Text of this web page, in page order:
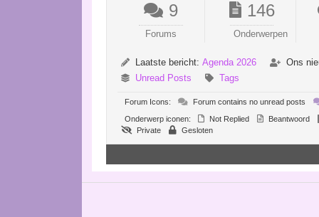
9
Forums
146
Onderwerpen
Laatste bericht: Agenda 2026
Ons
Unread Posts
Tags
Forum Icons:
Forum contains no unread posts
Onderwerp iconen:
Not Replied
Beantwoord
Private
Gesloten